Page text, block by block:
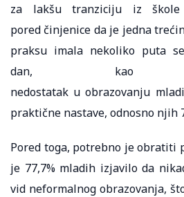
za lakšu tranziciju iz
pored činjenice da je jedna
praksu imala nekoliko puta
dan, kao
nedostatak u obrazovanju
praktične nastave, odnosno njih
Pored toga, potrebno je obratiti
je 77,7% mladih izjavilo da
vid neformalnog obrazovanja,